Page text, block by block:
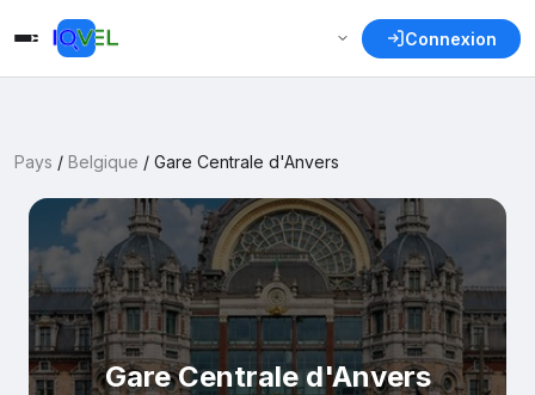
Connexion
Pays / Belgique / Gare Centrale d'Anvers
Gare Centrale d'Anvers